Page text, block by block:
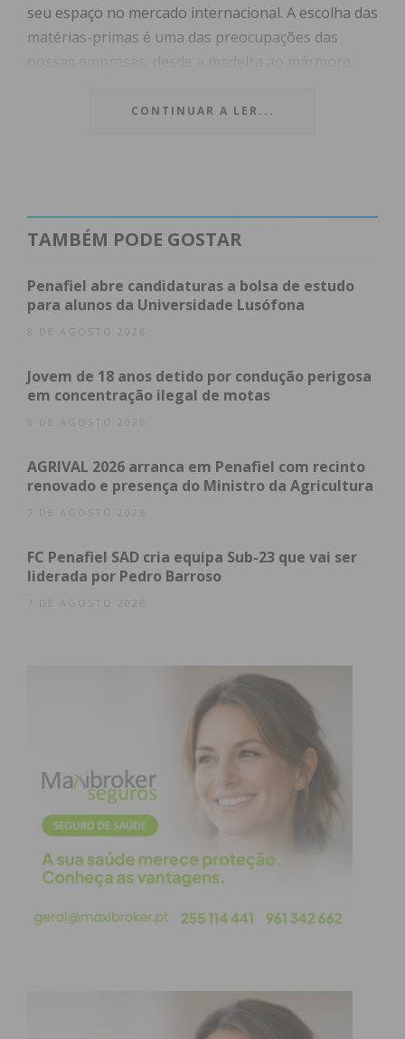
seu espaço no mercado internacional. A escolha das
matérias-primas é uma das preocupações das
pretendem satisfazer as necessidades dos seus
De acordo com dados do Banco de Portugal, este
empregam mais de 45 mil trabalhadores. “O
mobiliário português está hoje presente em cerca
de 160 mercados, tendo como principais mercados
acrescenta Ana Rita Pacheco.
Serão várias as empresas a marcar presença no
apresentar as suas novidades e estabelecer
contactos com públicos e parceiros de negócio. O
Cooperativa de Lousada e da marca de Vinhos
A feira vai decorrer de domingo a quinta, entre as
10h e as 20h, e de sexta a sábado, entre as 10h e as
22h. “Ao longo dos nove dias do certame
apresentaremos uma grande variedade de peças de
mobiliário e decoração para as várias divisões da
casa, com linhas mais modernas, mas também com
modelos mais tradicionais, e os visitantes poderão
ainda observar duas exposições: uma fotográfica,
que pretende mostrar a evolução do evento Capital
do Móvel; e outra sobre a evolução da indústria do
mobiliário.
MainGUILTY – a Apollo Console – que nos
permitirá ter uma zona de acreditação com um
CONTINUAR A LER...
TAMBÉM PODE GOSTAR
Penafiel abre candidaturas a bolsa de estudo
para alunos da Universidade Lusófona
8 DE AGOSTO 2026
Jovem de 18 anos detido por condução perigosa
em concentração ilegal de motas
8 DE AGOSTO 2026
AGRIVAL 2026 arranca em Penafiel com recinto
renovado e presença do Ministro da Agricultura
7 DE AGOSTO 2026
FC Penafiel SAD cria equipa Sub-23 que vai ser
liderada por Pedro Barroso
7 DE AGOSTO 2026